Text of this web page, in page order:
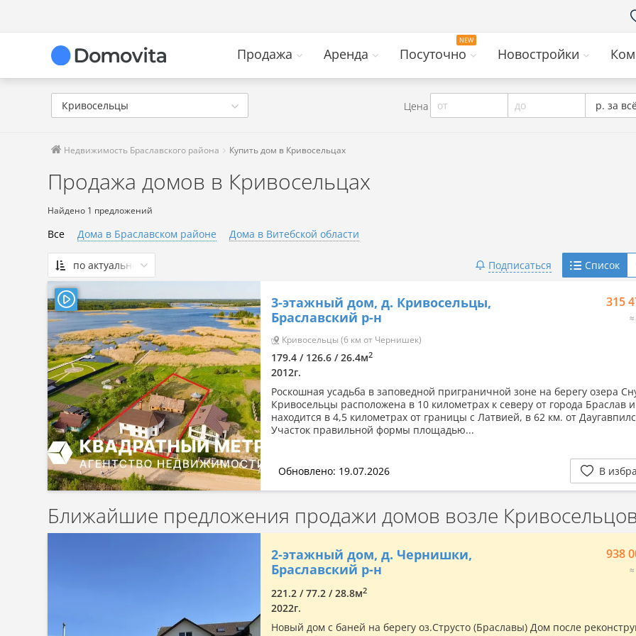
Продажа Аренда Посуточно Новостройки
Кривосельцы Цена от до р. за
Недвижимость Браславского района Купить дом в Кривосельцах
Продажа домов в Кривосельцах
Найдено 1 предложений
Все Дома в Браславском районе Дома в Витебской области
по актуальности
По актуальности
Сначала дешевые
Сначала дорогие
По комнатности: большая →
малая
По комнатности: малая →
большая
По площади: большая → малая
По площади: малая → большая
Подписаться Список
3-этажный дом, д. Кривосельцы,
Браславский р-н
Кривосельцы (6 км от Чернишек)
315
179.4 / 126.6 / 26.4м2
2012г.
Роскошная усадьба в заповедной приграничной зоне на берегу озера
Кривосельцы расположена в 10 километрах к северу от города Браслав и
находится в 4,5 километрах от границы с Латвией, в 62 км. от
Участок правильной формы площадью...
Обновлено: 19.07.2026 В
Ближайшие предложения продажи домов возле
2-этажный дом, д. Чернишки,
Браславский р-н
938
221.2 / 77.2 / 28.8м2
2022г.
Новый дом с баней на берегу оз.Струсто (Браславы) Дом после